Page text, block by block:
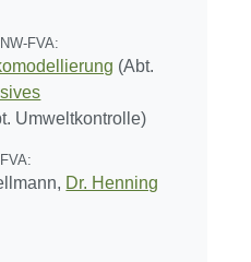
FVA:
(Abt.
Umweltkontrolle)
, Dr. Henning